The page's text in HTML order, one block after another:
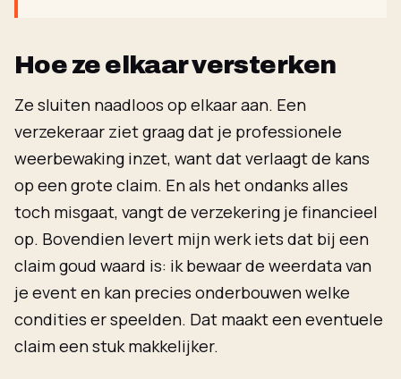
Hoe ze elkaar versterken
Ze sluiten naadloos op elkaar aan. Een
verzekeraar ziet graag dat je professionele
weerbewaking inzet, want dat verlaagt de kans
op een grote claim. En als het ondanks alles
toch misgaat, vangt de verzekering je financieel
op. Bovendien levert mijn werk iets dat bij een
claim goud waard is: ik bewaar de weerdata van
je event en kan precies onderbouwen welke
condities er speelden. Dat maakt een eventuele
claim een stuk makkelijker.